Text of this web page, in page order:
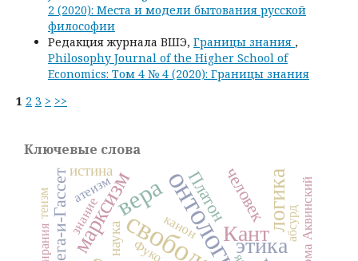
2 (2020): Места и модели бытования русской
философии
Редакция журнала ВШЭ, Границы знания ,
Philosophy Journal of the Higher School of
Economics: Том 4 № 4 (2020): Границы знания
1 2 3 > >>
Ключевые слова
свобода
онтология
вера
Кант
этика
марксизм логика
человек
Ортега-и-Гассет Платон
наука
истина
Фома Аквинский
канон
знание
Фуко
атеизм
тирания
теизм
абсурд